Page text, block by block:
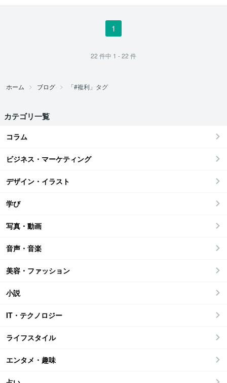
1
22 件中 1 - 22 件
ホーム ブログ 「#複利」タグ
カテゴリ一覧
コラム
ビジネス・マーケティング
デザイン・イラスト
学び
写真・動画
音声・音楽
美容・ファッション
小説
IT・テクノロジー
ライフスタイル
エンタメ・趣味